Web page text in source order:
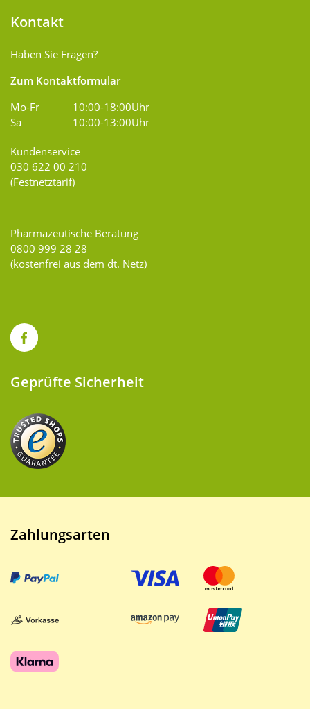
Kontakt
Haben Sie Fragen?
Zum Kontaktformular
Mo-Fr
10:00-18:00Uhr
Sa
10:00-13:00Uhr
Kundenservice
030 622 00 210
(Festnetztarif)
Pharmazeutische Beratung
0800 999 28 28
(kostenfrei aus dem dt. Netz)
Geprüfte Sicherheit
Zahlungsarten